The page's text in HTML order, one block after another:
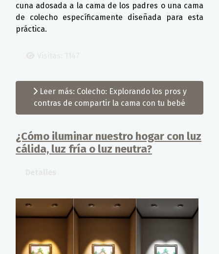
cuna adosada a la cama de los padres o una cama
de colecho específicamente diseñada para esta
práctica.
Leer más: Colecho: Explorando los pros y
contras de compartir la cama con tu bebé
¿Cómo iluminar nuestro hogar con luz
cálida, luz fría o luz neutra?